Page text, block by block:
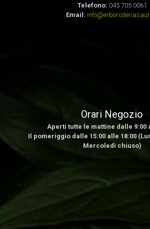
Telefono: 045 705 0061
Email:
Orari Negozio
Aperti tutte le mattine dalle 9:00
Il pomeriggio dalle 15:00 alle 18:00
Mercoledì chiuso)